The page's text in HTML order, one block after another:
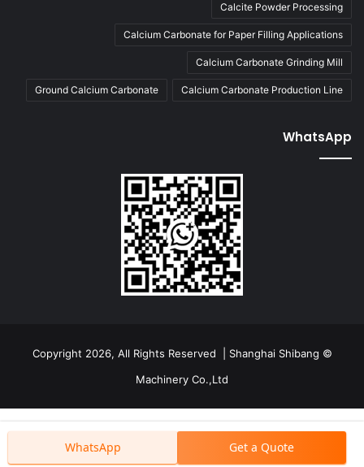
Calcite Powder Processing
Calcium Carbonate for Paper Filling Applications
Calcium Carbonate Grinding Mill
Calcium Carbonate Production Line
Ground Calcium Carbonate
WhatsApp
© Copyright 2026, All Rights Reserved | Shanghai Shibang
Machinery Co.,Ltd
Get a Quote
WhatsApp